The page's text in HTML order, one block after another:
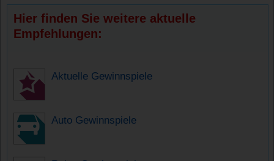
Hier finden Sie weitere aktuelle
Empfehlungen:
Aktuelle Gewinnspiele
Auto Gewinnspiele